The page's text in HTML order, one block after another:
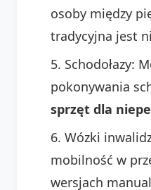
osoby między
tradycyjna jest
Schodołazy:
pokonywania
sprzęt dla
Wózki
mobilność w
wersjach